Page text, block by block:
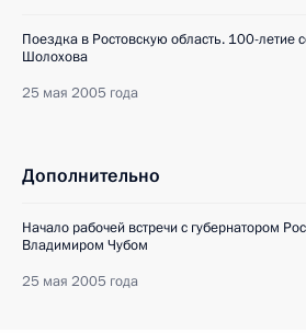
Поездка в Ростовскую область. 100-летие
Шолохова
25 мая 2005 года
Дополнительно
Начало рабочей встречи с губернатором
Владимиром Чубом
25 мая 2005 года